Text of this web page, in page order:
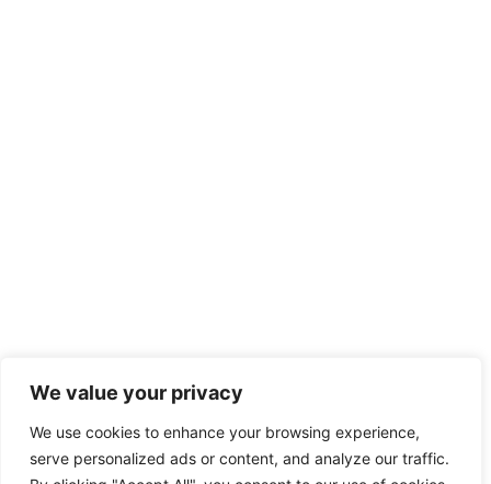
We value your privacy
We use cookies to enhance your browsing experience,
serve personalized ads or content, and analyze our traffic.